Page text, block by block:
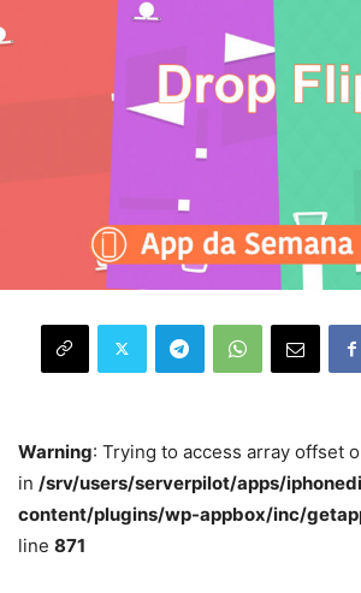
Warning: Trying to access array offset
in /srv/users/serverpilot/apps/
content/plugins/wp-appbox/inc/
line 871